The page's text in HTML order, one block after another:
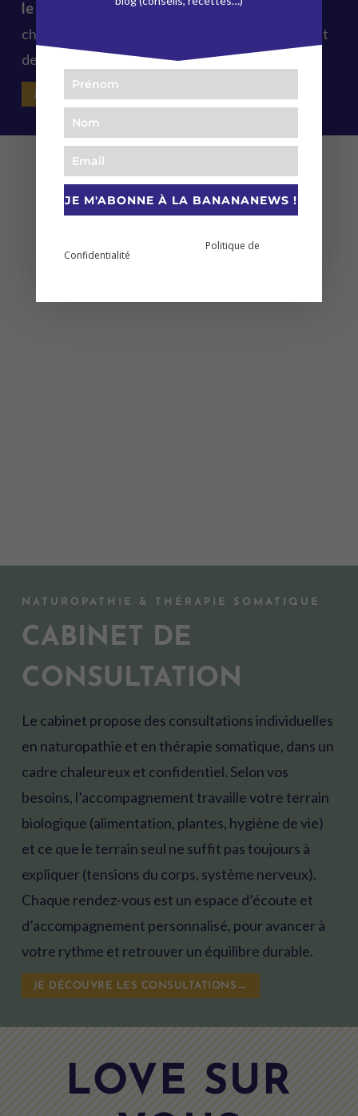
le matériel pour votre pratique(tapis, bolsters,
chaises, couvertures, sangles, coussins), il permet
de pratiquer dans lecalmeet leconfort
NATUROPATHIE & THÉRAPIE SOMATIQUE
CABINET DE
CONSULTATION
Le cabinet propose des consultations individuelles
en naturopathie et en thérapie somatique, dans un
cadre chaleureux et confidentiel. Selon vos
besoins, l’accompagnement travaille votre terrain
biologique (alimentation, plantes, hygiène de vie)
et ce que le terrain seul ne suffit pas toujours à
expliquer (tensions du corps, système nerveux).
Chaque rendez-vous est un espace d’écoute et
d’accompagnement personnalisé, pour avancer à
votre rythme et retrouver un équilibre durable.
JE DÉCOUVRE LES CONSULTATIONS→
LOVE SUR
JE M'ABONNE À LA BANANANEWS !
Politique de
Confidentialité